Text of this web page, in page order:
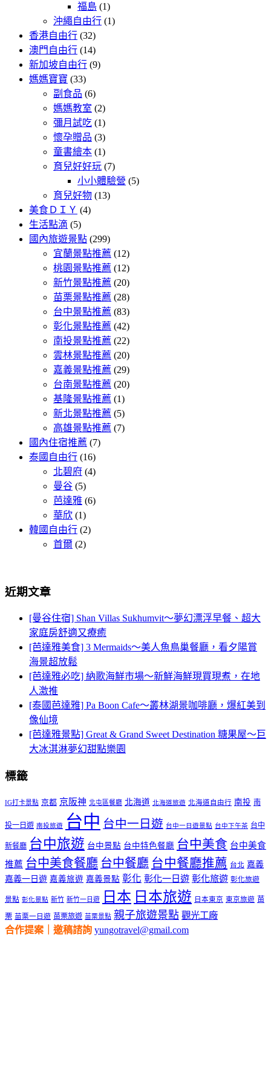
福島 (1)
沖繩自由行 (1)
香港自由行 (32)
澳門自由行 (14)
新加坡自由行 (9)
媽媽寶寶 (33)
副食品 (6)
媽媽教室 (2)
彌月試吃 (1)
懷孕贈品 (3)
童書繪本 (1)
育兒好好玩 (7)
小小體驗營 (5)
育兒好物 (13)
美食ＤＩＹ (4)
生活點滴 (5)
國內旅遊景點 (299)
宜蘭景點推薦 (12)
桃園景點推薦 (12)
新竹景點推薦 (20)
苗栗景點推薦 (28)
台中景點推薦 (83)
彰化景點推薦 (42)
南投景點推薦 (22)
雲林景點推薦 (20)
嘉義景點推薦 (29)
台南景點推薦 (20)
基隆景點推薦 (1)
新北景點推薦 (5)
高雄景點推薦 (7)
國內住宿推薦 (7)
泰國自由行 (16)
北碧府 (4)
曼谷 (5)
芭達雅 (6)
華欣 (1)
韓國自由行 (2)
首爾 (2)
近期文章
[曼谷住宿] Shan Villas Sukhumvit～夢幻漂浮早餐、超大
家庭房舒適又療癒
[芭達雅美食] 3 Mermaids～美人魚鳥巢餐廳，看夕陽賞
海景超放鬆
[芭達雅必吃] 納歌海鮮市場～新鮮海鮮現買現煮，在地
人激推
[泰國芭達雅] Pa Boon Cafe～叢林湖景咖啡廳，爆紅美到
像仙境
[芭達雅景點] Great & Grand Sweet Destination 糖果屋～巨
大冰淇淋夢幻甜點樂園
標籤
IG打卡景點 京都 京阪神 北屯區餐廳 北海道 北海道旅遊 北海道自由行 南投 南
投一日遊 南投旅遊 台中 台中一日遊 台中一日遊景點 台中下午茶 台中
新餐廳 台中旅遊 台中景點 台中特色餐廳 台中美食 台中美食
推薦 台中美食餐廳 台中餐廳 台中餐廳推薦 台北 嘉義
嘉義一日遊 嘉義旅遊 嘉義景點 彰化 彰化一日遊 彰化旅遊 彰化旅遊
景點 彰化景點 新竹 新竹一日遊 日本 日本旅遊 日本東京 東京旅遊 苗
栗 苗栗一日遊 苗栗旅遊 苗栗景點 親子旅遊景點 觀光工廠
合作提案｜邀稿諮詢 yungotravel@gmail.com